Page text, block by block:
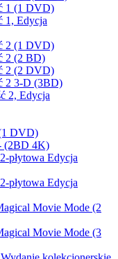
1 (1 DVD)
1, Edycja
2 (1 DVD)
2 (2 BD)
2 (2 DVD)
2 3-D (3BD)
2, Edycja
DVD)
(2BD 4K)
płytowa Edycja
płytowa Edycja
Movie Mode (2
Movie Mode (3